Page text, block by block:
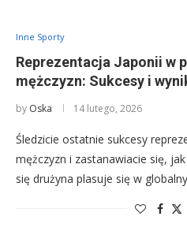
Inne Sporty
Reprezentacja Japonii w
mężczyzn: Sukcesy i
by Oska 14 lutego, 2026
Śledzicie ostatnie sukcesy
mężczyzn i zastanawiacie się,
się drużyna plasuje się w